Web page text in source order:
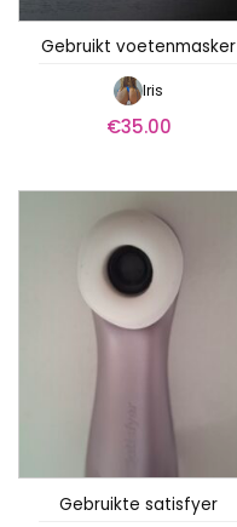
Gebruikt voetenmasker
Iris
€35.00
Gebruikte satisfyer